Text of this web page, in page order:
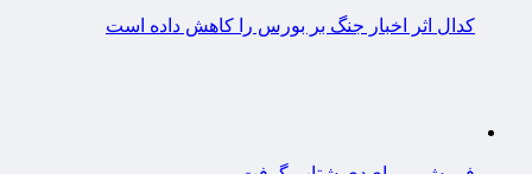
کدال اثر اخبار جنگ بر بورس را کاهش داده است